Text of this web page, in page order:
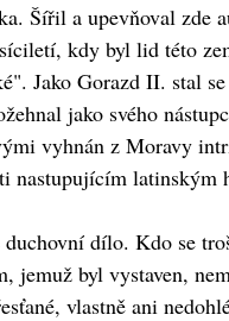
Šířil a upevňoval zde
kdy byl lid této
Jako Gorazd II. stal
jako svého
vyhnán z Moravy
nastupujícím latinským
dílo. Kdo se
jemuž byl vystaven,
vlastně ani